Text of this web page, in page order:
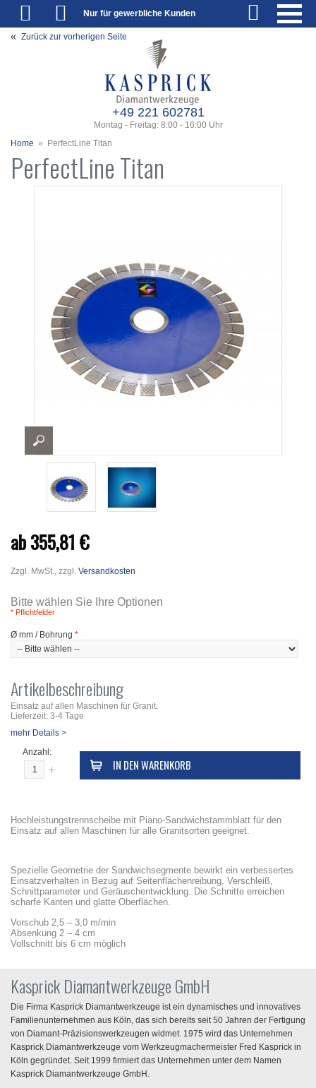
Nur für gewerbliche Kunden
+49 221 602781
Montag - Freitag: 8:00 - 16:00 Uhr
Home » PerfectLine Titan
Zurück zur vorherigen Seite
PerfectLine Titan
ab 355,81 €
Zzgl. MwSt., zzgl. Versandkosten
Bitte wählen Sie Ihre Optionen
Ø mm / Bohrung *
* Pflichtfelder
Artikelbeschreibung
Einsatz auf allen Maschinen für Granit.
Lieferzeit: 3-4 Tage
mehr Details >
Anzahl:
IN DEN WARENKORB
Hochleistungstrennscheibe mit Piano-Sandwichstammblatt für den
Einsatz auf allen Maschinen für alle Granitsorten geeignet.
Spezielle Geometrie der Sandwichsegmente bewirkt ein verbessertes
Einsatzverhalten in Bezug auf Seitenflächenreibung, Verschleiß,
Schnittparameter und Geräuschentwicklung. Die Schnitte erreichen
scharfe Kanten und glatte Oberflächen.
Vorschub 2,5 – 3,0 m/min
Absenkung 2 – 4 cm
Vollschnitt bis 6 cm möglich
Kasprick Diamantwerkzeuge GmbH
Die Firma Kasprick Diamantwerkzeuge ist ein dynamisches und innovatives
Familienunternehmen aus Köln, das sich bereits seit 50 Jahren der Fertigung
von Diamant-Präzisionswerkzeugen widmet. 1975 wird das Unternehmen
Kasprick Diamantwerkzeuge vom Werkzeugmachermeister Fred Kasprick in
Köln gegründet. Seit 1999 firmiert das Unternehmen unter dem Namen
Kasprick Diamantwerkzeuge GmbH.